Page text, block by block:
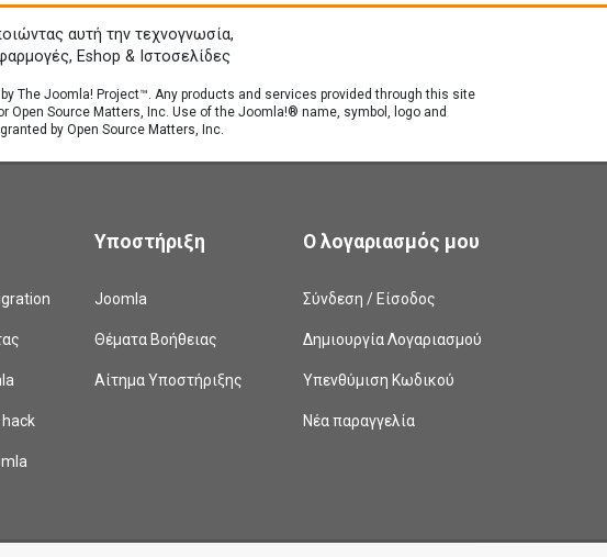
αυτή την τεχνογνωσία,
Eshop & Ιστοσελίδες
The Joomla! Project™. Any products and services provided through this site
Open Source Matters, Inc. Use of the Joomla!® name, symbol, logo and
by Open Source Matters, Inc.
Υποστήριξη
Joomla
Θέματα Βοήθειας
Αίτημα Υποστήριξης
Ο λογαριασμός μου
Σύνδεση / Είσοδος
Δημιουργία Λογαριασμού
Υπενθύμιση Κωδικού
Νέα παραγγελία